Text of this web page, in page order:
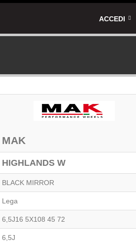
ACCEDI
MAK
HIGHLANDS W
BLACK MIRROR
Lega
6,5J16 5X108 45 72
6,5J